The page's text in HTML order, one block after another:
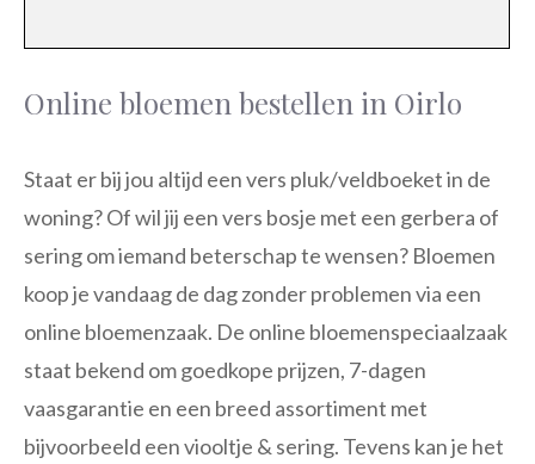
Online bloemen bestellen in Oirlo
Staat er bij jou altijd een vers pluk/veldboeket in de
woning? Of wil jij een vers bosje met een gerbera of
sering om iemand beterschap te wensen? Bloemen
koop je vandaag de dag zonder problemen via een
online bloemenzaak. De online bloemenspeciaalzaak
staat bekend om goedkope prijzen, 7-dagen
vaasgarantie en een breed assortiment met
bijvoorbeeld een viooltje & sering. Tevens kan je het